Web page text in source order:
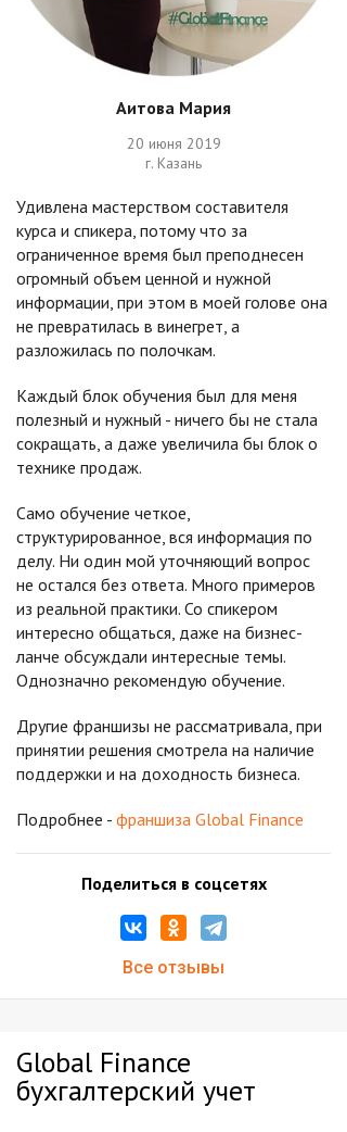
Аитова Мария
20 июня 2019
г. Казань
Удивлена мастерством составителя
курса и спикера, потому что за
ограниченное время был преподнесен
огромный объем ценной и нужной
информации, при этом в моей голове она
не превратилась в винегрет, а
разложилась по полочкам.
Каждый блок обучения был для меня
полезный и нужный - ничего бы не стала
сокращать, а даже увеличила бы блок о
технике продаж.
Само обучение четкое,
структурированное, вся информация по
делу. Ни один мой уточняющий вопрос
не остался без ответа. Много примеров
из реальной практики. Со спикером
интересно общаться, даже на бизнес-
ланче обсуждали интересные темы.
Однозначно рекомендую обучение.
Другие франшизы не рассматривала, при
принятии решения смотрела на наличие
поддержки и на доходность бизнеса.
Подробнее - франшиза Global Finance
Поделиться в соцсетях
Все отзывы
Global Finance
бухгалтерский учет